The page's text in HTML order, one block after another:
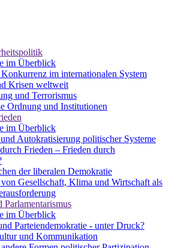
im Überblick
Konkurrenz im internationalen System
Krisen weltweit
und Terrorismus
Ordnung und Institutionen
im Überblick
Autokratisierung politischer Systeme
Frieden – Frieden durch
der liberalen Demokratie
Gesellschaft, Klima und Wirtschaft als
Parlamentarismus
im Überblick
Parteiendemokratie - unter Druck?
und Kommunikation